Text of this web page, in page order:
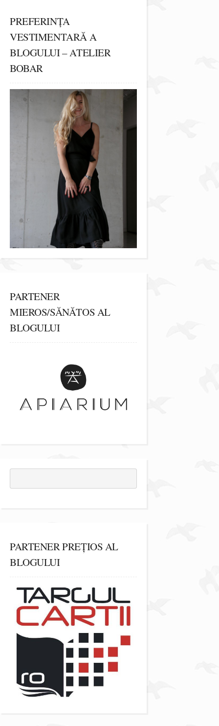
PREFERINȚA
VESTIMENTARĂ A
BLOGULUI – ATELIER
BOBAR
PARTENER
MIEROS/SĂNĂTOS AL
BLOGULUI
PARTENER PREȚIOS AL
BLOGULUI